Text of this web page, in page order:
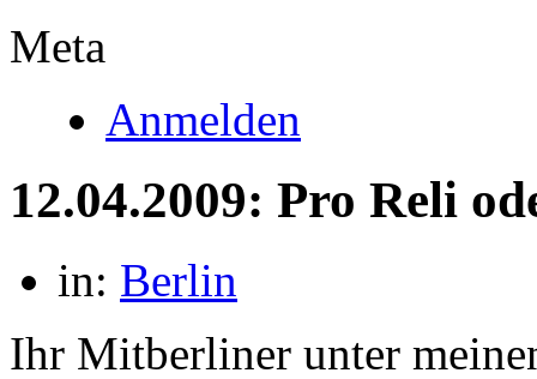
Meta
Anmelden
12.04.2009: Pro Reli
in: Berlin
Ihr Mitberliner unter